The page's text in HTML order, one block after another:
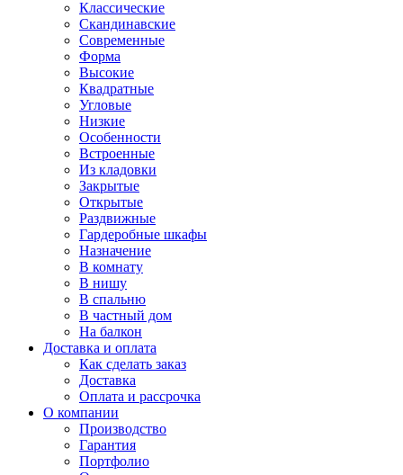
Классические
Скандинавские
Современные
Форма
Высокие
Квадратные
Угловые
Низкие
Особенности
Встроенные
Из кладовки
Закрытые
Открытые
Раздвижные
Гардеробные шкафы
Назначение
В комнату
В нишу
В спальню
В частный дом
На балкон
Доставка и оплата
Как сделать заказ
Доставка
Оплата и рассрочка
О компании
Производство
Гарантия
Портфолио